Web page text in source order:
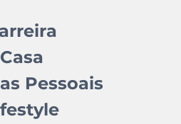
Casa
Pessoais